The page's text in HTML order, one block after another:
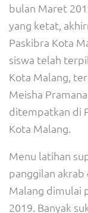
bulan Maret
yang ketat,
Paskibra Kota
siswa telah
Kota Malang,
Meisha
ditempatkan di
Kota Malang.
Menu latihan
panggilan akrab
Malang dimulai
2019. Banyak